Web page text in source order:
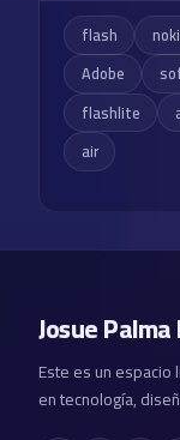
flash
Adobe
flashlite
air
Josue
Este es un
en tecnología,